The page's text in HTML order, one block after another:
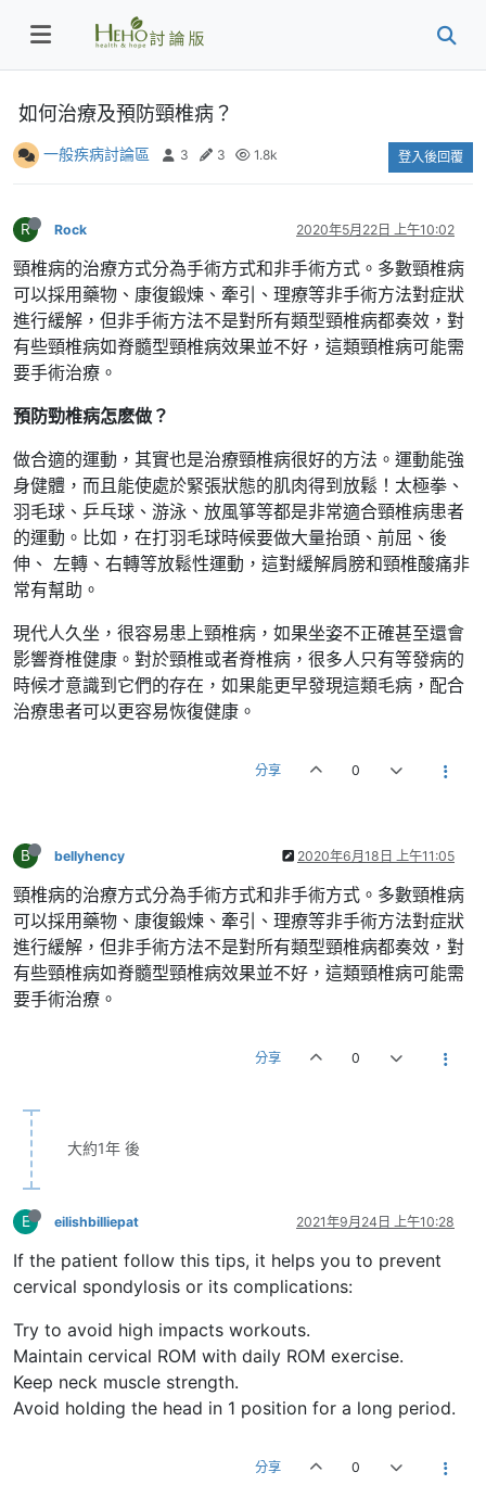
如何治療及預防頸椎病？
一般疾病討論區 3 3 1.8k 登入後回覆
R Rock 2020年5月22日 上午10:02
頸椎病的治療方式分為手術方式和非手術方式。多數頸椎病
可以採用藥物、康復鍛煉、牽引、理療等非手術方法對症狀
進行緩解，但非手術方法不是對所有類型頸椎病都奏效，對
有些頸椎病如脊髓型頸椎病效果並不好，這類頸椎病可能需
要手術治療。
預防勁椎病怎麽做？
做合適的運動，其實也是治療頸椎病很好的方法。運動能強
身健體，而且能使處於緊張狀態的肌肉得到放鬆！太極拳、
羽毛球、乒乓球、游泳、放風箏等都是非常適合頸椎病患者
的運動。比如，在打羽毛球時候要做大量抬頭、前屈、後
伸、 左轉、右轉等放鬆性運動，這對緩解肩膀和頸椎酸痛非
常有幫助。
現代人久坐，很容易患上頸椎病，如果坐姿不正確甚至還會
影響脊椎健康。對於頸椎或者脊椎病，很多人只有等發病的
時候才意識到它們的存在，如果能更早發現這類毛病，配合
治療患者可以更容易恢復健康。
分享 0
B bellyhency 2020年6月18日 上午11:05
頸椎病的治療方式分為手術方式和非手術方式。多數頸椎病
可以採用藥物、康復鍛煉、牽引、理療等非手術方法對症狀
進行緩解，但非手術方法不是對所有類型頸椎病都奏效，對
有些頸椎病如脊髓型頸椎病效果並不好，這類頸椎病可能需
要手術治療。
分享 0
大約1年 後
E eilishbilliepat 2021年9月24日 上午10:28
If the patient follow this tips, it helps you to prevent
cervical spondylosis or its complications:
Try to avoid high impacts workouts.
Maintain cervical ROM with daily ROM exercise.
Keep neck muscle strength.
Avoid holding the head in 1 position for a long period.
分享 0